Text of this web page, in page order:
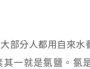
部分人都用自來水
其一就是氯鹽。氯